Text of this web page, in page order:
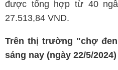
được tổng hợp từ 40
27.513,84 VND.
Trên thị trường "chợ
sáng nay (ngày 22/5/